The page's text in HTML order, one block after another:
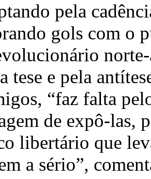
pela
gols com o
tese e pela
“faz falta
de expô-las,
libertário que
a sério”,